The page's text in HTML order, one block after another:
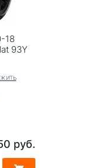
18
93Y
руб.